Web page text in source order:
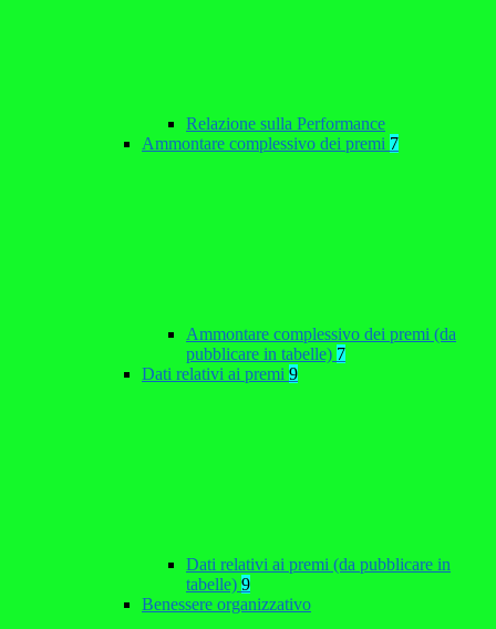
Relazione sulla Performance
Ammontare complessivo dei premi 7
Ammontare complessivo dei premi (da
pubblicare in tabelle) 7
Dati relativi ai premi 9
Dati relativi ai premi (da pubblicare in
tabelle) 9
Benessere organizzativo